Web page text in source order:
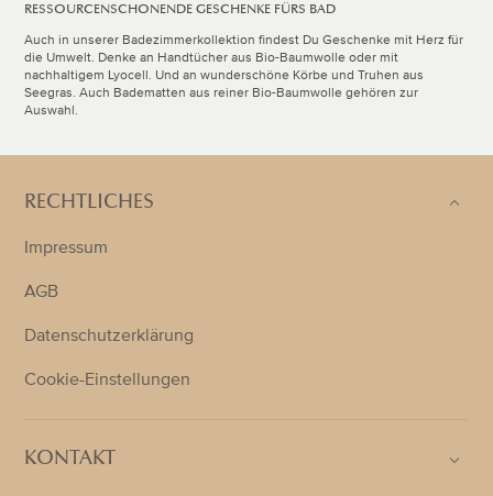
RESSOURCENSCHONENDE GESCHENKE FÜRS BAD
Auch in unserer Badezimmerkollektion findest Du Geschenke mit Herz für
die Umwelt. Denke an Handtücher aus Bio-Baumwolle oder mit
nachhaltigem Lyocell. Und an wunderschöne Körbe und Truhen aus
Seegras. Auch Badematten aus reiner Bio-Baumwolle gehören zur
Auswahl.
RECHTLICHES
Impressum
AGB
Datenschutzerklärung
Cookie-Einstellungen
KONTAKT